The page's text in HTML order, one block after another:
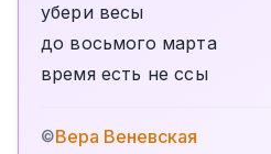
убери весы
до восьмого марта
время есть не ссы
©Вера Веневская